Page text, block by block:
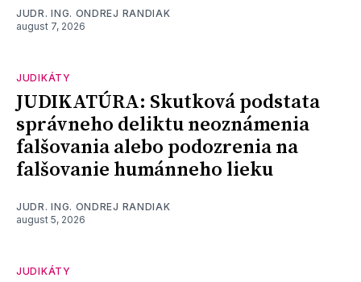
JUDR. ING. ONDREJ RANDIAK
august 7, 2026
JUDIKÁTY
JUDIKATÚRA: Skutková podstata
správneho deliktu neoznámenia
falšovania alebo podozrenia na
falšovanie humánneho lieku
JUDR. ING. ONDREJ RANDIAK
august 5, 2026
JUDIKÁTY